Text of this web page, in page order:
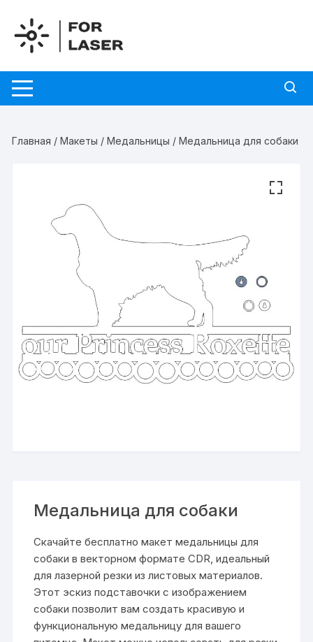
содержимому
Главная /Макеты /Медальницы / Медальница для собаки
Медальница для собаки
Скачайте бесплатно макет медальницы для
собаки в векторном формате CDR, идеальный
для лазерной резки из листовых материалов.
Этот эскиз подставочки с изображением
собаки позволит вам создать красивую и
функциональную медальницу для вашего